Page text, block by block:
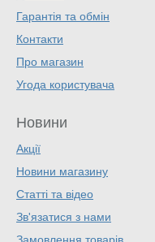
Гарантія та обмін
Контакти
Про магазин
Угода користувача
Новини
Акції
Новини магазину
Статті та відео
Зв'язатися з нами